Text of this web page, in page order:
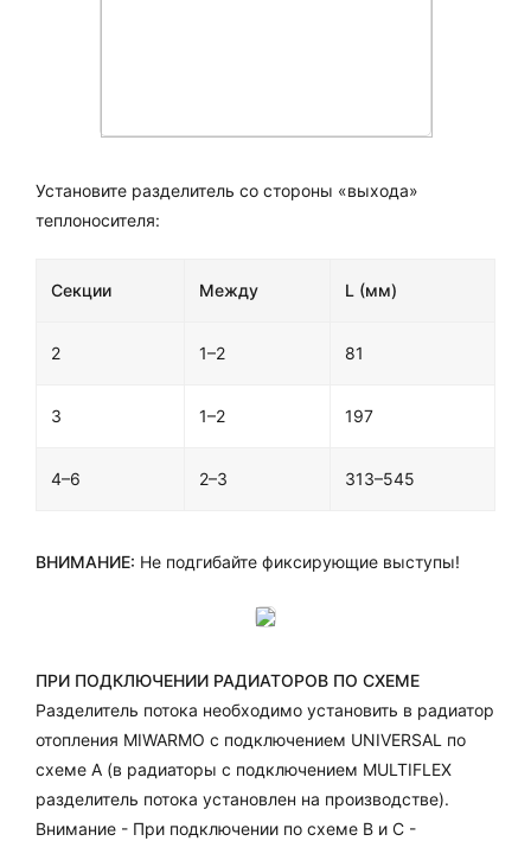
Установите разделитель со стороны «выхода»
теплоносителя:
Секции Между L (мм)
2 1–2 81
3 1–2 197
4–6 2–3 313–545
ВНИМАНИЕ: Не подгибайте фиксирующие выступы!
ПРИ ПОДКЛЮЧЕНИИ РАДИАТОРОВ ПО СХЕМЕ
Разделитель потока необходимо установить в радиатор
отопления MIWARMO с подключением UNIVERSAL по
схеме А (в радиаторы с подключением MULTIFLEX
разделитель потока установлен на производстве).
Внимание - При подключении по схеме B и C -